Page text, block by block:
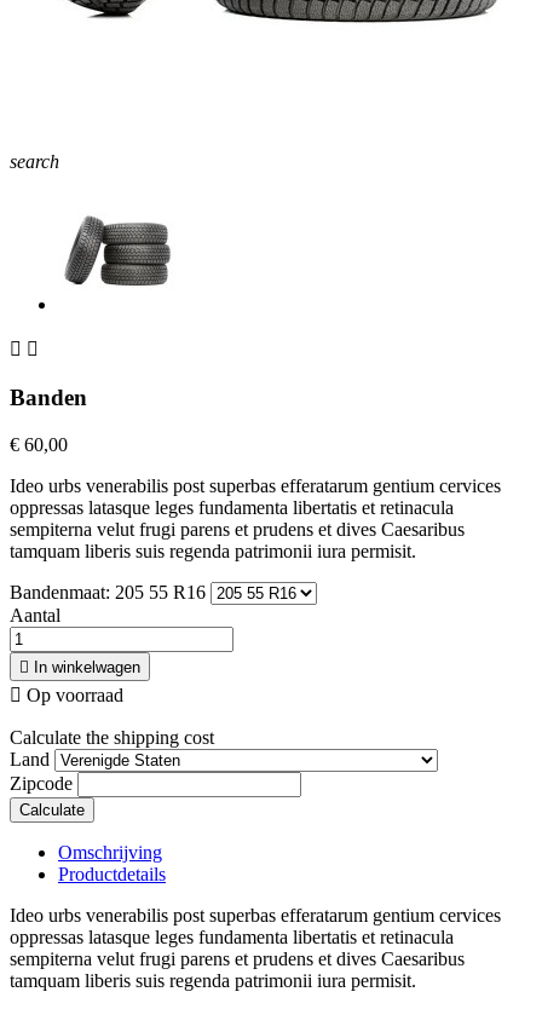
search
 
Banden
€ 60,00
Ideo urbs venerabilis post superbas efferatarum gentium cervices
oppressas latasque leges fundamenta libertatis et retinacula
sempiterna velut frugi parens et prudens et dives Caesaribus
tamquam liberis suis regenda patrimonii iura permisit.
Bandenmaat: 205 55 R16
Aantal
 In winkelwagen
 Op voorraad
Calculate the shipping cost
Land
Zipcode
Calculate
Omschrijving
Productdetails
Ideo urbs venerabilis post superbas efferatarum gentium cervices
oppressas latasque leges fundamenta libertatis et retinacula
sempiterna velut frugi parens et prudens et dives Caesaribus
tamquam liberis suis regenda patrimonii iura permisit.